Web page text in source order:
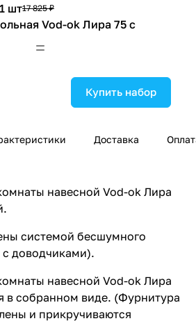
шт17 825 ₽
Vod-ok Лира 75 с
Vod-ok Лира 75 с
Лагуна 75, с ящиком,
шт21 227 ₽
Vod-ok Лира 85 с
шт24 454 ₽
Vod-ok Лира 105 с
шт30 021 ₽
Vod-ok Лира 105 с
шт 31 176 ₽
Купить набор
Доставка
навесной Vod-ok Лира
системой бесшумного
с доводчиками).
навесной Vod-ok Лира
в собранном виде. (Фурнитура
и прикручиваются